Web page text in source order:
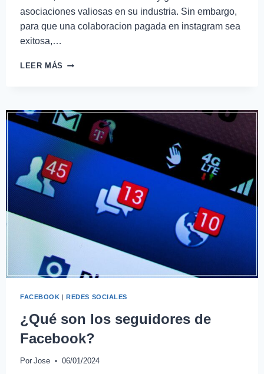
asociaciones valiosas en su industria. Sin embargo,
para que una colaboracion pagada en instagram sea
exitosa,…
LEER MÁS
FACEBOOK REDES SOCIALES
¿Qué son los seguidores de
Facebook?
Por Jose 06/01/2024